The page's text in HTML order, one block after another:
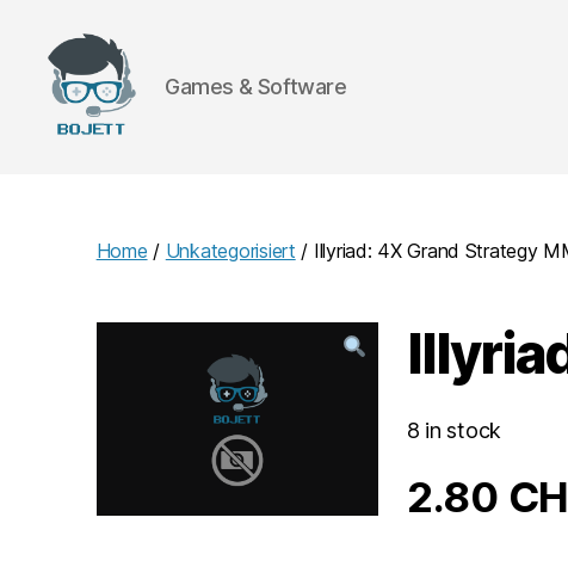
Games & Software
Home / Unkategorisiert / Illyriad: 4X Grand Strategy
8 in stock
2.80